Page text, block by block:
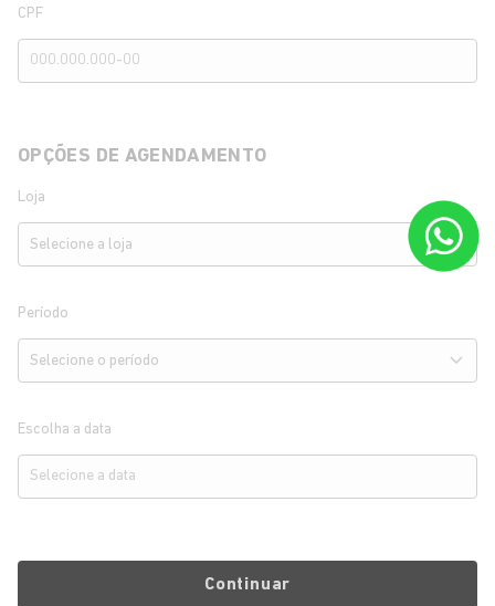
CPF
OPÇÕES DE AGENDAMENTO
Loja
Período
Escolha a data
Continuar